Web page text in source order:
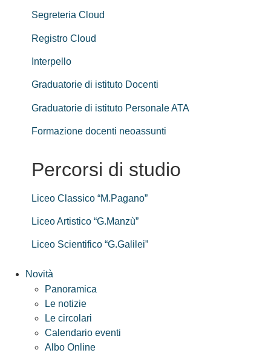
Segreteria Cloud
Registro Cloud
Interpello
Graduatorie di istituto Docenti
Graduatorie di istituto Personale ATA
Formazione docenti neoassunti
Percorsi di studio
Liceo Classico “M.Pagano”
Liceo Artistico “G.Manzù”
Liceo Scientifico “G.Galilei”
Novità
Panoramica
Le notizie
Le circolari
Calendario eventi
Albo Online